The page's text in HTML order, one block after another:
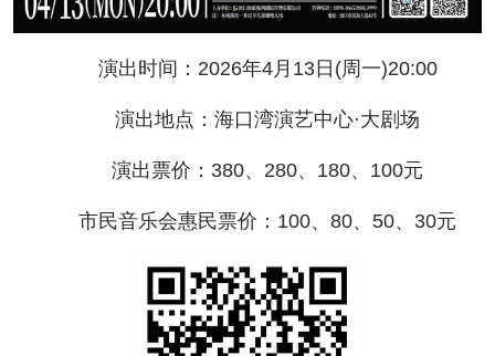
演出时间：2026年4月13日(周一)20:00
演出地点：海口湾演艺中心·大剧场
演出票价：380、280、180、100元
市民音乐会惠民票价：100、80、50、30元